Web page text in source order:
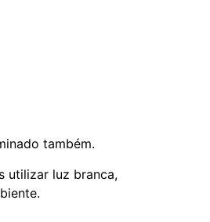
também.
utilizar luz branca,